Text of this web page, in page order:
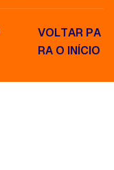
VOLTAR PA
RA O INÍCIO